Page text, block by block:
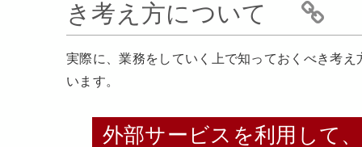
き考え方について
実際に、業務をしていく上で知っておくべき考
います。
外部サービスを利用して